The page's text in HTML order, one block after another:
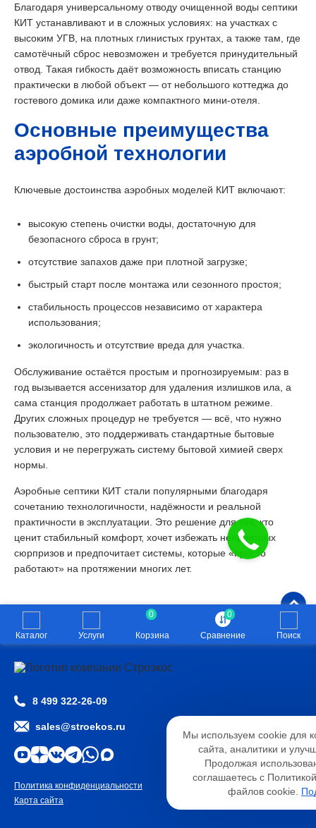
Благодаря универсальному отводу очищенной воды септики
КИТ устанавливают и в сложных условиях: на участках с
высоким УГВ, на плотных глинистых грунтах, а также там, где
самотёчный сброс невозможен и требуется принудительный
отвод. Такая гибкость даёт возможность вписать станцию
практически в любой объект — от небольшого коттеджа до
гостевого домика или даже компактного мини-отеля.
Основные преимущества
аэробной технологии
Ключевые достоинства аэробных моделей КИТ включают:
высокую степень очистки воды, достаточную для
безопасного сброса в грунт;
отсутствие запахов даже при плотной загрузке;
быстрый старт после монтажа или сезонного простоя;
стабильность процессов независимо от характера
использования;
экологичность и отсутствие вреда для участка.
Обслуживание остаётся простым и прогнозируемым: раз в
год вызывается ассенизатор для удаления излишков ила, а
сама станция продолжает работать в штатном режиме.
Других сложных процедур не требуется — всё, что нужно
пользователю, это поддерживать стандартные бытовые
условия и не перегружать систему бытовой химией сверх
нормы.
Аэробные септики КИТ стали популярными благодаря
сочетанию технологичности, надёжности и реальной
практичности в эксплуатации. Это решение для тех, кто
ценит стабильный комфорт, хочет избежать неприятных
сюрпризов и предпочитает системы, которые «просто
работают» на протяжении многих лет.
Каталог Услуги
0
Корзина
0
Сравнение Поиск
8 499 322-26-09
sales@stroekos.ru
Политика конфиденциальности
Карта сайта
2026 © ООО «СТРОЭКОС»
Мы используем cookie для
сайта, аналитики и
Продолжая
соглашаетесь с
файлов cookie.
Необходимые
Функциональные